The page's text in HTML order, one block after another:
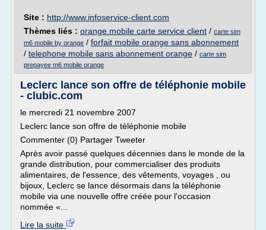
Site : http://www.infoservice-client.com
Thèmes liés : orange mobile carte service client / carte sim
m6 mobile by orange / forfait mobile orange sans abonnement
/ telephone mobile sans abonnement orange / carte sim
prepayee m6 mobile orange
Leclerc lance son offre de téléphonie mobile
- clubic.com
le mercredi 21 novembre 2007
Leclerc lance son offre de téléphonie mobile
Commenter (0) Partager Tweeter
Après avoir passé quelques décennies dans le monde de la
grande distribution, pour commercialiser des produits
alimentaires, de l'essence, des vêtements, voyages , ou
bijoux, Leclerc se lance désormais dans la téléphonie
mobile via une nouvelle offre créée pour l'occasion
nommée «...
Lire la suite